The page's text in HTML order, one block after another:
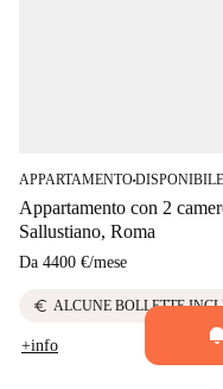
APPARTAMENTO■
Appartamento con 2
Sallustiano, Roma
Da 4400 €/mese
euro ALCUNE BOLLETTE
+info